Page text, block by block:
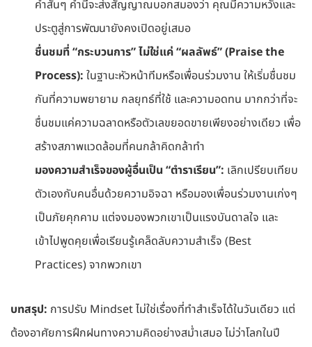
คำสั้นๆ คำนี้จะส่งสัญญาณบอกสมองว่า คุณมีความหวังและ
ประตูสู่การพัฒนายังคงเปิดอยู่เสมอ
ชื่นชมที่ “กระบวนการ” ไม่ใช่แค่ “ผลลัพธ์” (Praise the
Process): ในฐานะหัวหน้าทีมหรือเพื่อนร่วมงาน ให้เริ่มชื่นชม
กันที่ความพยายาม กลยุทธ์ที่ใช้ และความอดทน มากกว่าที่จะ
ชื่นชมแค่ความฉลาดหรือตัวเลขยอดขายเพียงอย่างเดียว เพื่อ
สร้างสภาพแวดล้อมที่คนกล้าคิดกล้าทำ
มองความสำเร็จของผู้อื่นเป็น “ตำราเรียน”: เลิกเปรียบเทียบ
ตัวเองกับคนอื่นด้วยความอิจฉา หรือมองเพื่อนร่วมงานเก่งๆ
เป็นภัยคุกคาม แต่จงมองพวกเขาเป็นแรงบันดาลใจ และ
เข้าไปพูดคุยเพื่อเรียนรู้เคล็ดลับความสำเร็จ (Best
Practices) จากพวกเขา
บทสรุป: การปรับ Mindset ไม่ใช่เรื่องที่ทำสำเร็จได้ในวันเดียว แต่
ต้องอาศัยการฝึกฝนทางความคิดอย่างสม่ำเสมอ ไม่ว่าโลกในปี